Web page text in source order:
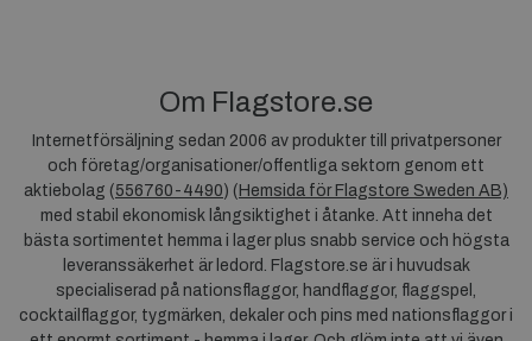
Om Flagstore.se
Internetförsäljning sedan 2006 av produkter till privatpersoner
och företag/organisationer/offentliga sektorn genom ett
aktiebolag (556760-4490) ( Hemsida för Flagstore Sweden AB)
med stabil ekonomisk långsiktighet i åtanke. Att inneha det
bästa sortimentet hemma i lager plus snabb service och högsta
leveranssäkerhet är ledord. Flagstore.se är i huvudsak
specialiserad på nationsflaggor, handflaggor, flaggspel,
cocktailflaggor, tygmärken, dekaler och pins med nationsflaggor i